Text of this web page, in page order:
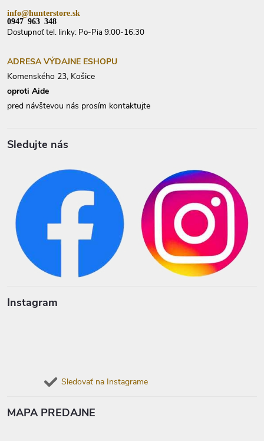
info@hunterstore.sk
0947 963 348
Dostupnoť tel. linky: Po-Pia 9:00-16:30
ADRESA VÝDAJNE ESHOPU
Komenského 23, Košice
oproti Aide
pred návštevou nás prosím kontaktujte
Sledujte nás
Instagram
Sledovať na Instagrame
MAPA PREDAJNE